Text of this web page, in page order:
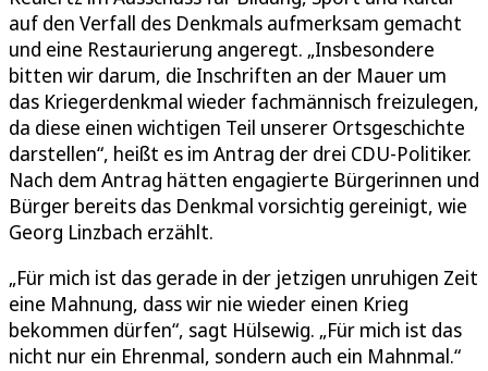
auf den Verfall des Denkmals aufmerksam gemacht
und eine Restaurierung angeregt. „Insbesondere
bitten wir darum, die Inschriften an der Mauer um
das Kriegerdenkmal wieder fachmännisch freizulegen,
da diese einen wichtigen Teil unserer Ortsgeschichte
darstellen“, heißt es im Antrag der drei CDU-Politiker.
Nach dem Antrag hätten engagierte Bürgerinnen und
Bürger bereits das Denkmal vorsichtig gereinigt, wie
Georg Linzbach erzählt.
„Für mich ist das gerade in der jetzigen unruhigen Zeit
eine Mahnung, dass wir nie wieder einen Krieg
bekommen dürfen“, sagt Hülsewig. „Für mich ist das
nicht nur ein Ehrenmal, sondern auch ein Mahnmal.“